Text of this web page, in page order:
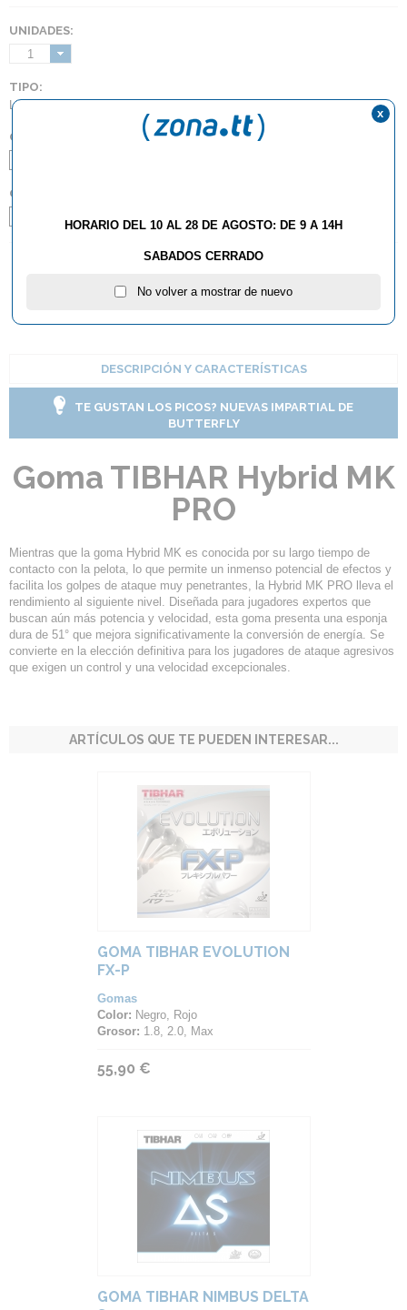
UNIDADES:
1
TIPO:
Lisas
COLOR:
GROSOR:
DESCRIPCIÓN Y CARACTERÍSTICAS
TE GUSTAN LOS PICOS? NUEVAS IMPARTIAL DE
BUTTERFLY
Goma TIBHAR Hybrid MK
PRO
Mientras que la goma Hybrid MK es conocida por su largo tiempo de
contacto con la pelota, lo que permite un inmenso potencial de efectos y
facilita los golpes de ataque muy penetrantes, la Hybrid MK PRO lleva el
rendimiento al siguiente nivel. Diseñada para jugadores expertos que
buscan aún más potencia y velocidad, esta goma presenta una esponja
dura de 51° que mejora significativamente la conversión de energía. Se
convierte en la elección definitiva para los jugadores de ataque agresivos
que exigen un control y una velocidad excepcionales.
ARTÍCULOS QUE TE PUEDEN INTERESAR...
GOMA TIBHAR EVOLUTION
FX-P
Gomas
Color: Negro, Rojo
Grosor: 1.8, 2.0, Max
55,90 €
GOMA TIBHAR NIMBUS DELTA
HORARIO DEL 10 AL 28 DE AGOSTO: DE 9 A 14H
SABADOS CERRADO
No volver a mostrar de nuevo
x